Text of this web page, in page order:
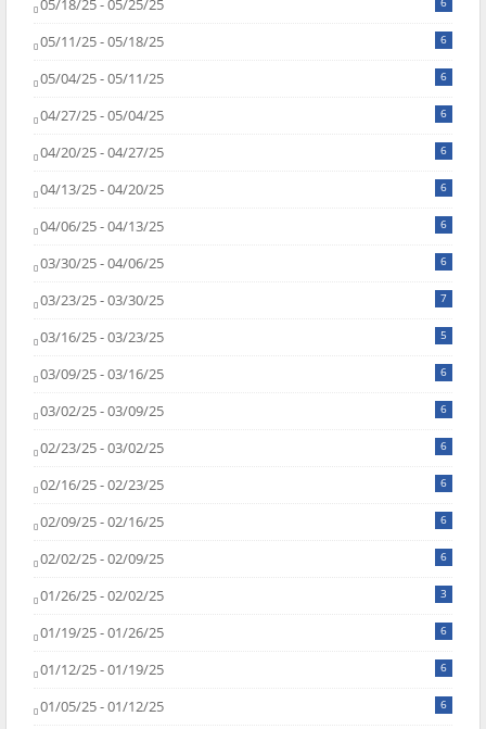
05/18/25 - 05/25/25
05/11/25 - 05/18/25 6
05/04/25 - 05/11/25 6
04/27/25 - 05/04/25 6
04/20/25 - 04/27/25 6
04/13/25 - 04/20/25 6
04/06/25 - 04/13/25 6
03/30/25 - 04/06/25 6
03/23/25 - 03/30/25 7
03/16/25 - 03/23/25 5
03/09/25 - 03/16/25 6
03/02/25 - 03/09/25 6
02/23/25 - 03/02/25 6
02/16/25 - 02/23/25 6
02/09/25 - 02/16/25 6
02/02/25 - 02/09/25 6
01/26/25 - 02/02/25 3
01/19/25 - 01/26/25 6
01/12/25 - 01/19/25 6
01/05/25 - 01/12/25 6